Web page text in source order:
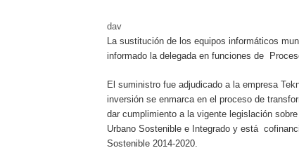
dav
La sustitución de los equipos informáticos
informado la delegada en funciones de
El suministro fue adjudicado a la empresa
inversión se enmarca en el proceso de
dar cumplimiento a la vigente legislación
Urbano Sostenible e Integrado y está
Sostenible 2014-2020.